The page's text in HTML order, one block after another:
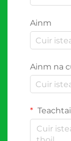
Ainm
Ainm na